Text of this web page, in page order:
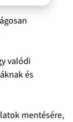
valódi
és
mentésére,